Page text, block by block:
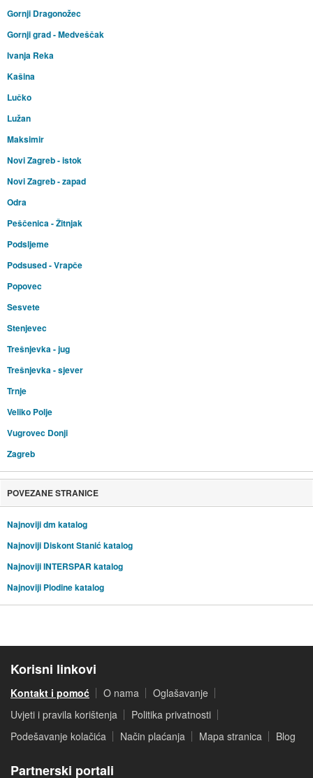
Gornji Dragonožec
Gornji grad - Medveščak
Ivanja Reka
Kašina
Lučko
Lužan
Maksimir
Novi Zagreb - istok
Novi Zagreb - zapad
Odra
Peščenica - Žitnjak
Podsljeme
Podsused - Vrapče
Popovec
Sesvete
Stenjevec
Trešnjevka - jug
Trešnjevka - sjever
Trnje
Veliko Polje
Vugrovec Donji
Zagreb
POVEZANE STRANICE
Najnoviji dm katalog
Najnoviji Diskont Stanić katalog
Najnoviji INTERSPAR katalog
Najnoviji Plodine katalog
Korisni linkovi
Kontakt i pomoć O nama
Oglašavanje
Uvjeti i pravila korištenja
Politika privatnosti
Podešavanje kolačića
Način plaćanja Mapa stranica Blog
Partnerski portali